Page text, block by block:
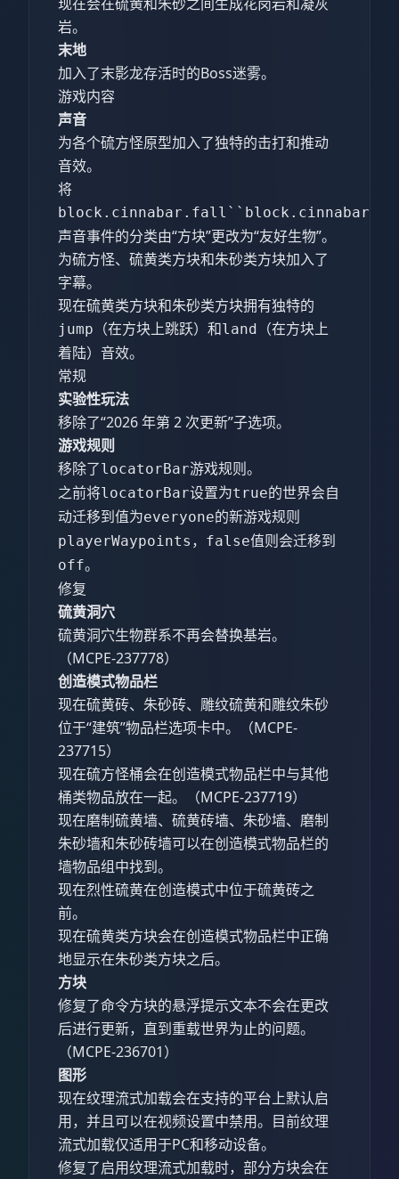
岩。
末地
加入了末影龙存活时的Boss迷雾。
游戏内容
声音
为各个硫方怪原型加入了独特的击打和推动
音效。
将
声音事件的分类由“方块”更改为“友好生物”。
为硫方怪、硫黄类方块和朱砂类方块加入了
字幕。
现在硫黄类方块和朱砂类方块拥有独特的
jump （在方块上跳跃）和land
（在方块上
着陆）音效。
常规
实验性玩法
移除了“2026 年第 2 次更新”子选项。
游戏规则
移除了locatorBar游戏规则。
之前将locatorBar设置为true的世界会自
动迁移到值为everyone的新游戏规则
playerWaypoints ， false值则会迁移到
off。
修复
硫黄洞穴
硫黄洞穴生物群系不再会替换基岩。
（MCPE-237778）
创造模式物品栏
现在硫黄砖、朱砂砖、雕纹硫黄和雕纹朱砂
位于“建筑”物品栏选项卡中。（MCPE-
237715）
现在硫方怪桶会在创造模式物品栏中与其他
桶类物品放在一起。（MCPE-237719）
现在磨制硫黄墙、硫黄砖墙、朱砂墙、磨制
朱砂墙和朱砂砖墙可以在创造模式物品栏的
墙物品组中找到。
现在烈性硫黄在创造模式中位于硫黄砖之
前。
现在硫黄类方块会在创造模式物品栏中正确
地显示在朱砂类方块之后。
方块
修复了命令方块的悬浮提示文本不会在更改
后进行更新，直到重载世界为止的问题。
（MCPE-236701）
图形
现在纹理流式加载会在支持的平台上默认启
用，并且可以在视频设置中禁用。目前纹理
流式加载仅适用于PC和移动设备。
修复了启用纹理流式加载时，部分方块会在